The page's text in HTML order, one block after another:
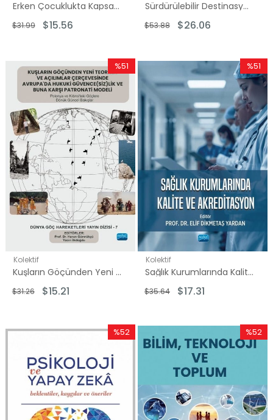
Erken Çocuklukta Kapsayıcı Eğitim
$15.56
$31.99
Sürdürülebilir Destinasyon Pazarlaması
$26.06
$53.88
Kolektif
Kuşların Göçünden Yeni Teoriler ve Açılımlar Çerçevesinde Avrupa'da Hukuki Güvencesizlik ve Buna Karşı Patronati Modeli
$15.21
$31.26
%51
İndirim
%51İndirim
Kolektif
Sağlık Kurumlarında Kalite ve Akreditasyon
$17.31
$35.64
%51
İndirim
%52
%52İndirim
%52
İndirim